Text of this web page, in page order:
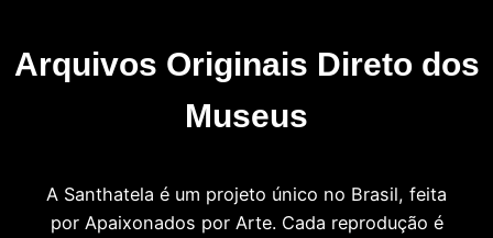
Arquivos Originais Direto dos
Museus
A Santhatela é um projeto único no Brasil, feita
por Apaixonados por Arte. Cada reprodução é